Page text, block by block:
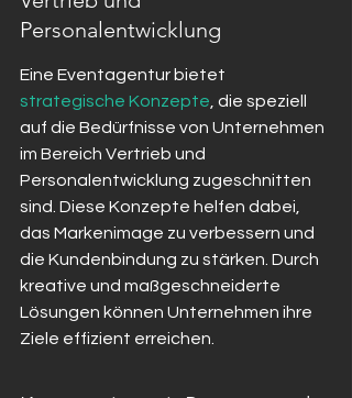
Personalentwicklung
Eine Eventagentur bietet
strategische Konzepte , die speziell
auf die Bedürfnisse von Unternehmen
im Bereich Vertrieb und
Personalentwicklung zugeschnitten
sind. Diese Konzepte helfen dabei,
das Markenimage zu verbessern und
die Kundenbindung zu stärken. Durch
kreative und maßgeschneiderte
Lösungen können Unternehmen ihre
Ziele effizient erreichen.